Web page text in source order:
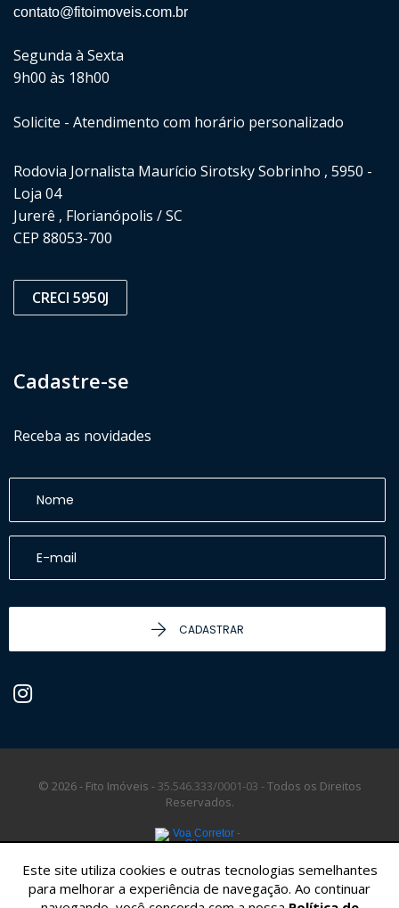
contato@fitoimoveis.com.br
Segunda à Sexta
9h00 às 18h00
Solicite - Atendimento com horário personalizado
Rodovia Jornalista Maurício Sirotsky Sobrinho , 5950 -
Loja 04
Jurerê , Florianópolis / SC
CEP 88053-700
CRECI 5950J
Cadastre-se
Receba as novidades
CADASTRAR
© 2026 - Fito Imóveis - 35.546.333/0001-03 -Todos os Direitos
Reservados.
Este site utiliza cookies e outras tecnologias semelhantes
para melhorar a experiência de navegação. Ao continuar